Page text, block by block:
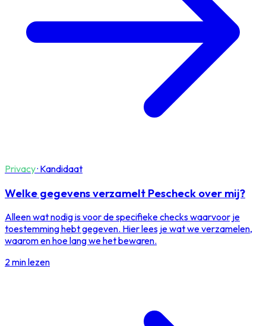
Privacy· Kandidaat
Welke gegevens verzamelt Pescheck over mij?
Alleen wat nodig is voor de specifieke checks waarvoor je
toestemming hebt gegeven. Hier lees je wat we verzamelen,
waarom en hoe lang we het bewaren.
2 min lezen